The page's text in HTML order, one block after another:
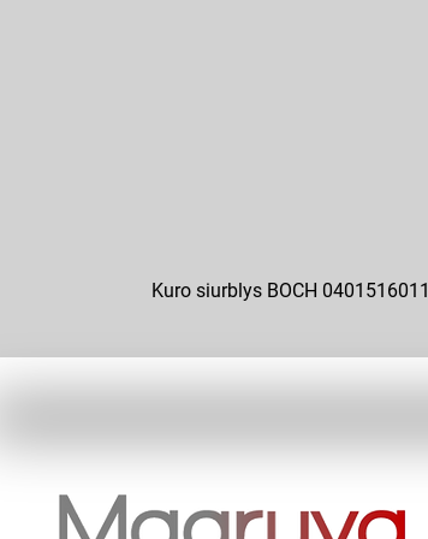
Kuro siurblys BOCH 0401516011